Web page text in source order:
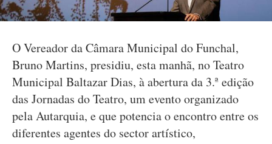
O Vereador da Câmara Municipal do Funchal,
Bruno Martins, presidiu, esta manhã, no Teatro
Municipal Baltazar Dias, à abertura da 3.ª edição
das Jornadas do Teatro, um evento organizado
pela Autarquia, e que potencia o encontro entre os
diferentes agentes do sector artístico,